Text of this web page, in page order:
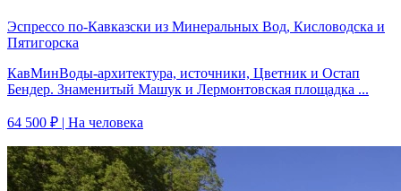
Эспрессо по-Кавказски из Минеральных Вод, Кисловодска и
Пятигорска
КавМинВоды-архитектура, источники, Цветник и Остап
Бендер. Знаменитый Машук и Лермонтовская площадка ...
64 500 ₽ | На человека